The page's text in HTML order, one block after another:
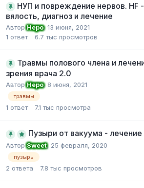
НУП и повреждение нервов. HF
вялость, диагноз и лечение
АвторНеро,13 июня, 2021
1 ответ 6.7 тыс просмотров
Травмы полового члена и
зрения врача 2.0
АвторНеро, 8 июня, 2021
травмы
1 ответ 7.1 тыс просмотра
Пузыри от вакуума - лечение
АвторSweet, 25 февраля, 2020
пузырь
2 ответа 7.8 тыс просмотров